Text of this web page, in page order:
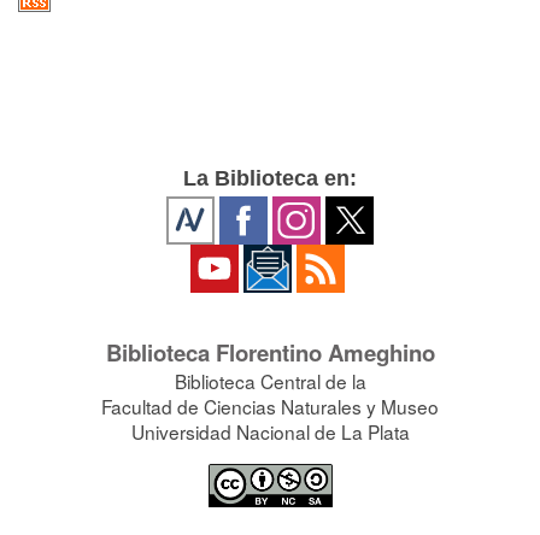
La Biblioteca en:
Biblioteca Florentino Ameghino
Biblioteca Central de la
Facultad de Ciencias Naturales y Museo
Universidad Nacional de La Plata